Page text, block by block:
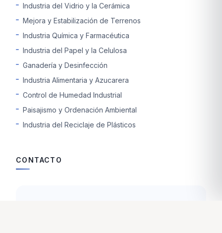
Industria del Vidrio y la Cerámica
Mejora y Estabilización de Terrenos
Industria Química y Farmacéutica
Industria del Papel y la Celulosa
Ganadería y Desinfección
Industria Alimentaria y Azucarera
Control de Humedad Industrial
Paisajismo y Ordenación Ambiental
Industria del Reciclaje de Plásticos
CONTACTO